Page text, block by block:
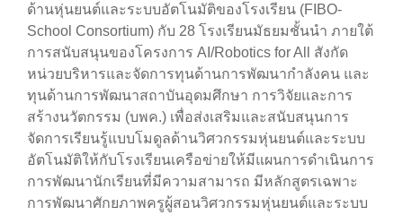
ด้านหุ่นยนต์และระบบอัตโนมัติของโรงเรียน (FIBO-
School Consortium) กับ 28 โรงเรียนมัธยมชั้นนำ ภายใต้
การสนับสนุนของโครงการ AI/Robotics for All สังกัด
หน่วยบริหารและจัดการทุนด้านการพัฒนากำลังคน และ
ทุนด้านการพัฒนาสถาบันอุดมศึกษา การวิจัยและการ
สร้างนวัตกรรม (บพค.) เพื่อส่งเสริมและสนับสนุนการ
จัดการเรียนรู้แบบโมดูลด้านวิศวกรรมหุ่นยนต์และระบบ
อัตโนมัติให้กับโรงเรียนเครือข่ายให้มีแผนการดำเนินการ
การพัฒนานักเรียนที่มีความสามารถ มีหลักสูตรเฉพาะ
การพัฒนาศักยภาพครูผู้สอนวิศวกรรมหุ่นยนต์และระบบ